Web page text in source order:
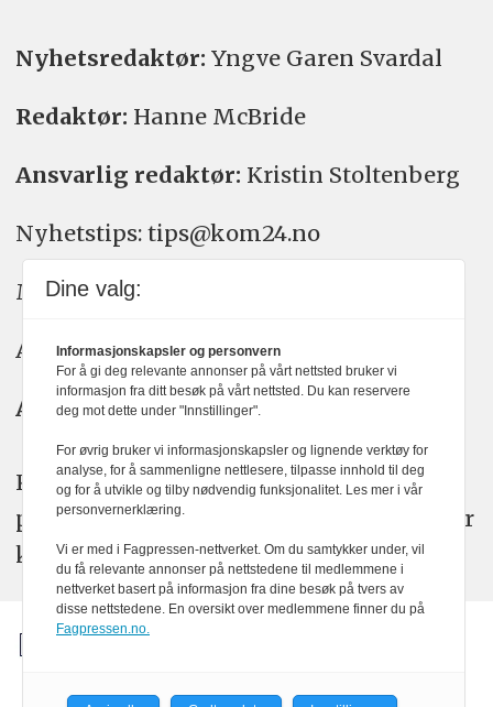
Nyhetsredaktør: Yngve Garen Svardal
Redaktør: Hanne McBride
Ansvarlig redaktør: Kristin Stoltenberg
Nyhetstips: tips@kom24.no
Meninger: meninger@kom24.no
Annonse: annonse@watchmedia.no
Abonnement:kom24@watchmedia.no
KOM24 arbeider etter Vær Varsom-
plakatens regler for god presseskikk. Her
kan du lese mer omPFUsarbeid.
Dine valg:
Informasjonskapsler og personvern
For å gi deg relevante annonser på vårt nettsted bruker vi
informasjon fra ditt besøk på vårt nettsted. Du kan reservere
deg mot dette under "Innstillinger".
For øvrig bruker vi informasjonskapsler og lignende verktøy for
analyse, for å sammenligne nettlesere, tilpasse innhold til deg
og for å utvikle og tilby nødvendig funksjonalitet. Les mer i vår
personvernerklæring.
Vi er med i Fagpressen-nettverket. Om du samtykker under, vil
du få relevante annonser på nettstedene til medlemmene i
nettverket basert på informasjon fra dine besøk på tvers av
disse nettstedene. En oversikt over medlemmene finner du på
Fagpressen.no.